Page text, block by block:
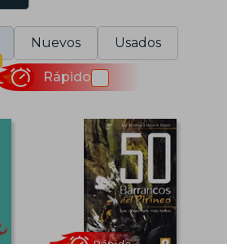
Nuevos Usados
Rápido